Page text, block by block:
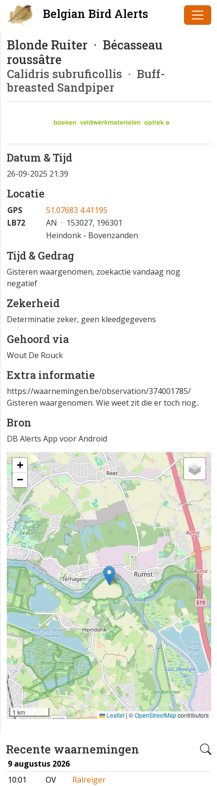
Belgian Bird Alerts
Recente waarnemingen
9 augustus 2026
10:01
OV
Ralreiger
Blonde Ruiter · Bécasseau
roussâtre
Calidris subruficollis · Buff-
breasted Sandpiper
Datum & Tijd
26-09-2025 21:39
Locatie
GPS
51.07683 4.41195
LB72
AN · 153027, 196301
Heindonk - Bovenzanden
Tijd & Gedrag
Gisteren waargenomen, zoekactie vandaag nog
negatief
Zekerheid
Determinatie zeker, geen kleedgegevens
Gehoord via
Wout De Rouck
Extra informatie
https://waarnemingen.be/observation/374001785/
Gisteren waargenomen. Wie weet zit die er toch nog..
Bron
DB Alerts App voor Android
+
−
1 km Leaflet| ©OpenStreetMapcontributors